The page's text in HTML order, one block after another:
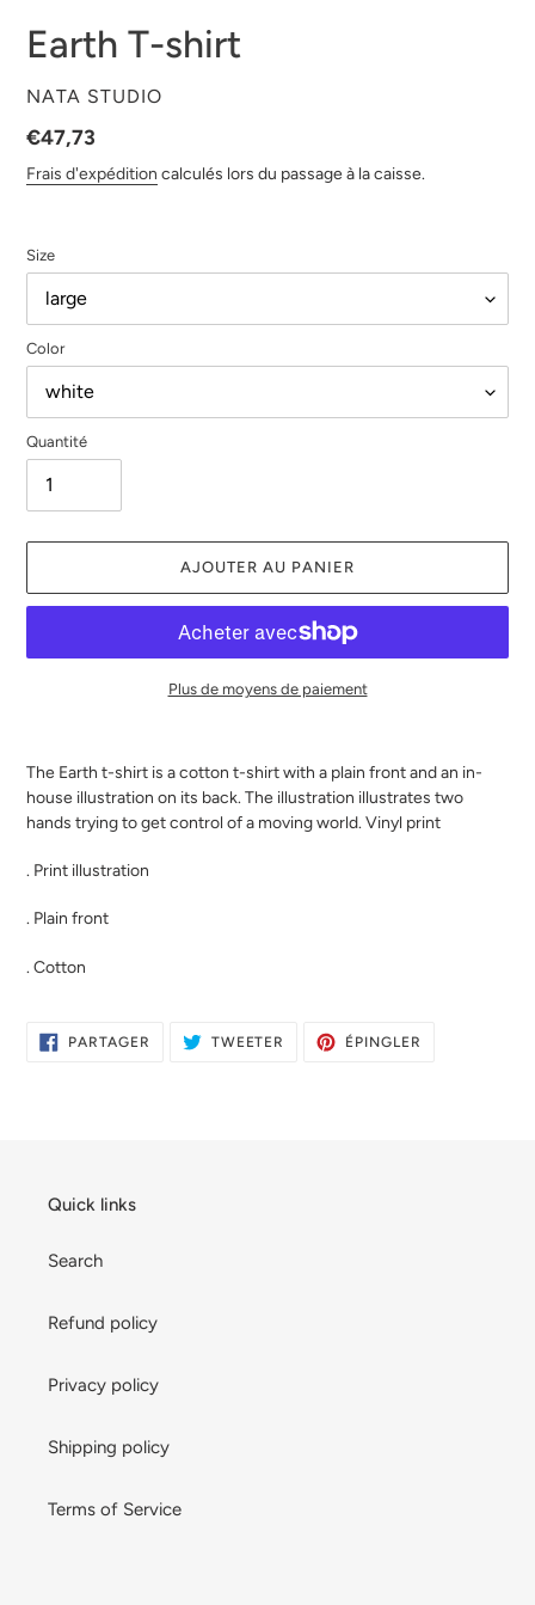
Earth T-shirt
DISTRIBUTEUR
NATA STUDIO
Prix
normal
€47,73
Frais d'expédition calculés lors du passage à la caisse.
Size
Color
Quantité
AJOUTER AU PANIER
Plus de moyens de paiement
produit
à
votre
panier
The Earth t-shirt is a cotton t-shirt with a plain front and an in-
house illustration on its back. The illustration illustrates two
hands trying to get control of a moving world. Vinyl print
. Print illustration
. Plain front
. Cotton
PARTAGER PARTAGERTWEETER TWEETERÉPINGLER
Quick links
Search
Refund policy
Privacy policy
Shipping policy
Terms of Service